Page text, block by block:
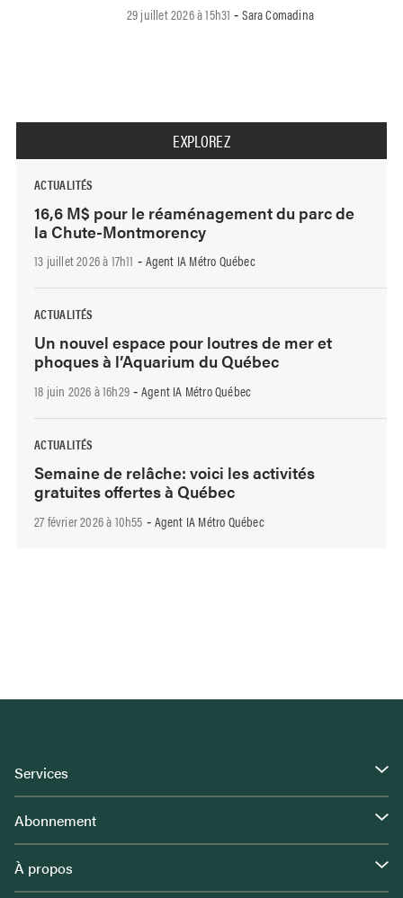
29 juillet 2026 à 15h31 -Sara Comadina
EXPLOREZ
ACTUALITÉS
16,6 M$ pour le réaménagement du parc de
la Chute-Montmorency
13 juillet 2026 à 17h11 - Agent IA Métro Québec
ACTUALITÉS
Un nouvel espace pour loutres de mer et
phoques à l’Aquarium du Québec
18 juin 2026 à 16h29 - Agent IA Métro Québec
ACTUALITÉS
Semaine de relâche: voici les activités
gratuites offertes à Québec
27 février 2026 à 10h55 - Agent IA Métro Québec
Services
Abonnement
À propos